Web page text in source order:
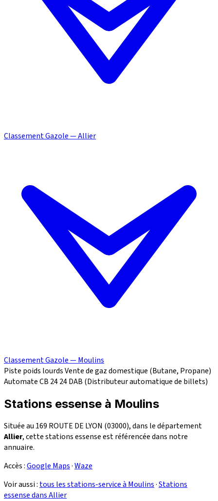
Classement Gazole — Allier
Classement Gazole — Moulins
Piste poids lourdsVente de gaz domestique (Butane, Propane)
Automate CB 2424DAB (Distributeur automatique de billets)
Stations essense à Moulins
Située au 169 ROUTE DE LYON (03000), dans le département
Allier, cette stations essense est référencée dans notre
annuaire.
Accès :Google Maps·Waze
Voir aussi : tous les stations-service à Moulins·Stations
essense dans Allier